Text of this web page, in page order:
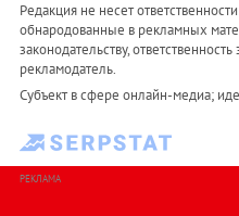
Редакция не несет
обнародованные в рекламных
законодательству,
рекламодатель.
Субъект в сфере онлайн-медиа;
РЕКЛАМА